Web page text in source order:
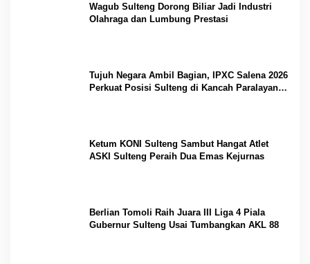
Wagub Sulteng Dorong Biliar Jadi Industri
Olahraga dan Lumbung Prestasi
Tujuh Negara Ambil Bagian, IPXC Salena 2026
Perkuat Posisi Sulteng di Kancah Paralayang
Ketum KONI Sulteng Sambut Hangat Atlet
ASKI Sulteng Peraih Dua Emas Kejurnas
Berlian Tomoli Raih Juara III Liga 4 Piala
Gubernur Sulteng Usai Tumbangkan AKL 88